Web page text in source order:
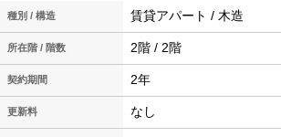
種別 / 構造 賃貸アパート / 木造
所在階 / 階数 2階 / 2階
契約期間 2年
更新料 なし